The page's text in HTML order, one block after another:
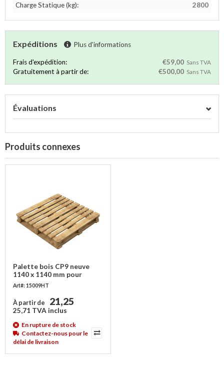
Charge Statique (kg):
2800
Expéditions Plus d'informations
Frais d'expédition: €59,00 Sans TVA
Gratuitement à partir de: €500,00 Sans TVA
Évaluations
Produits connexes
Palette bois CP9 neuve
1140 x 1140 mm pour
industrie chimique
Art#: 15009HT
À partir de 21,25
25,71 TVA inclus
En rupture de stock
Contactez-nous pour le
délai de livraison